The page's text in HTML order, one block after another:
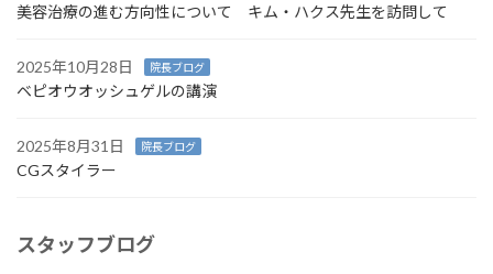
美容治療の進む方向性について キム・ハクス先生を訪問して
2025年10月28日 院長ブログ
ベピオウオッシュゲルの講演
2025年8月31日 院長ブログ
CGスタイラー
スタッフブログ